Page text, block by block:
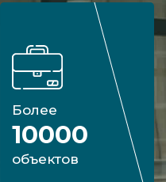
Более
10000
объектов